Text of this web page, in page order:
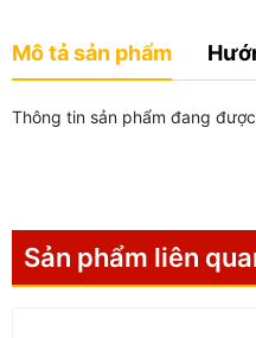
Mô tả sản phẩm
Thông tin sản phẩm đang
Sản phẩm liên